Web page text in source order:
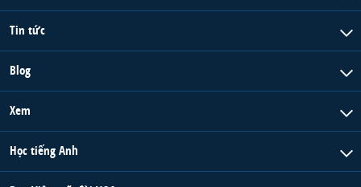
Tin tức
Blog
Xem
Học tiếng Anh